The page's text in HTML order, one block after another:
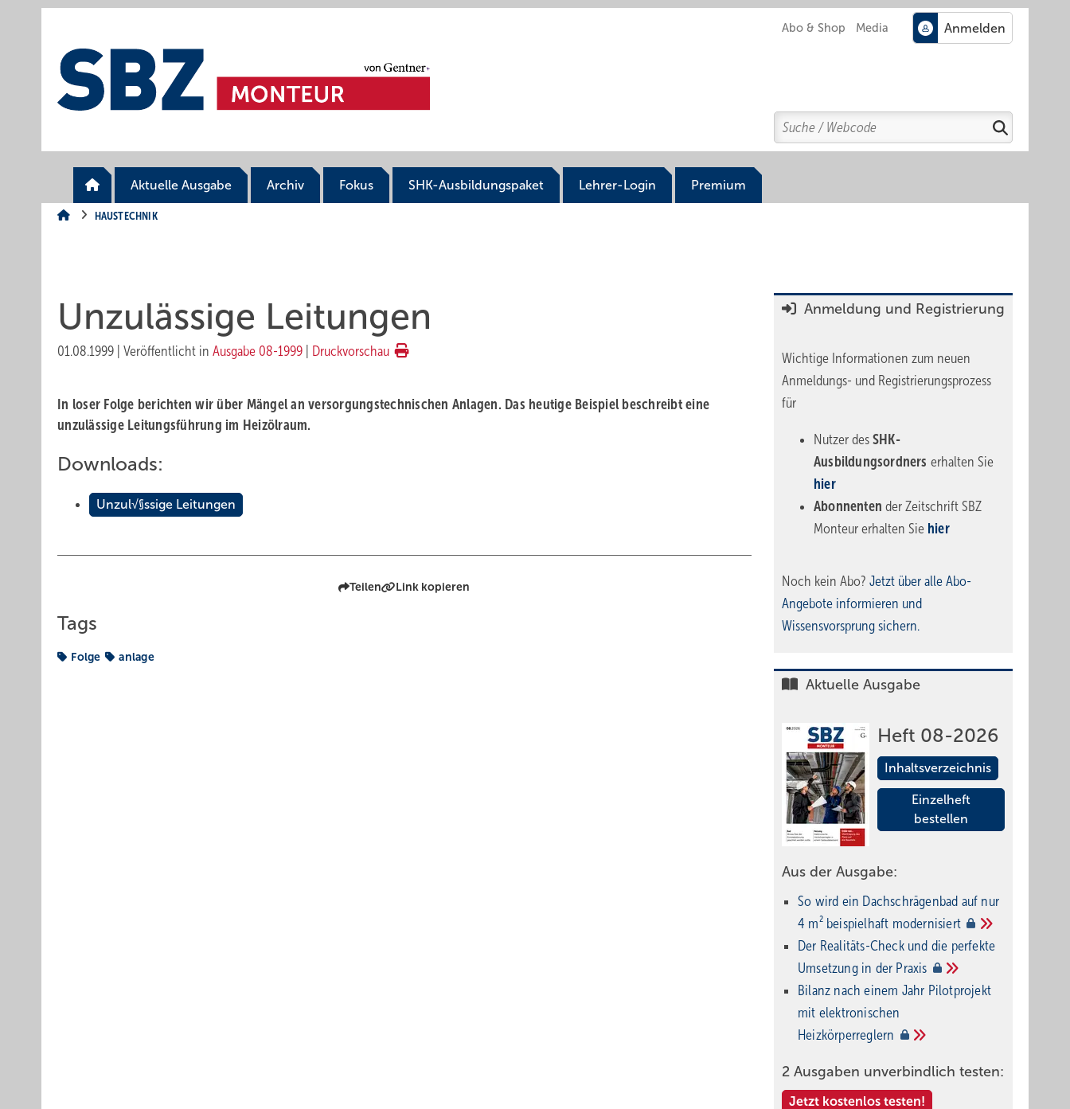
Abo & Shop Media
Search
Suchen
Aktuelle Ausgabe Archiv Fokus SHK-Ausbildungspaket Lehrer-Login Premium
HAUSTECHNIK
Unzulässige Leitungen
01.08.1999 Veröffentlicht in Ausgabe 08-1999 Druckvorschau
In loser Folge berichten wir über Mängel an versorgungstechnischen Anlagen. Das heutige Beispiel beschreibt eine
unzulässige Leitungsführung im Heizölraum.
Downloads:
Unzul√§ssige Leitungen
Teilen Link kopieren
Tags
Folge anlage
Anmeldung und Registrierung
Wichtige Informationen zum neuen
Anmeldungs- und Registrierungsprozess
für
Nutzer des SHK-
Ausbildungsordners erhalten Sie
hier
Abonnentender Zeitschrift SBZ
Monteur erhalten Sie hier
Noch kein Abo? Jetzt über alle Abo-
Angebote informieren und
Wissensvorsprung sichern.
Aktuelle Ausgabe
Heft 08-2026
Inhaltsverzeichnis
Einzelheft
bestellen
Aus der Ausgabe:
So wird ein Dach­schrägenbad auf nur
4 m² beispielhaft modernisiert
Der Realitäts-Check und die perfekte
Umsetzung in der Praxis
Bilanz nach einem Jahr Pilotprojekt
mit elektronischen
Heizkörperreglern
2 Ausgaben unverbindlich testen:
Jetzt kostenlos testen!